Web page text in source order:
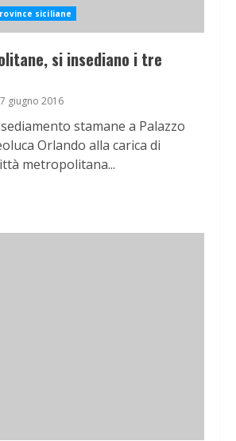
siciliane
si insediano i tre
7 giugno 2016
stamane a Palazzo
Orlando alla carica di
metropolitana...